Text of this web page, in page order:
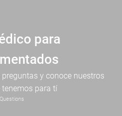
para
y conoce nuestros
tenemos para tí
Questions